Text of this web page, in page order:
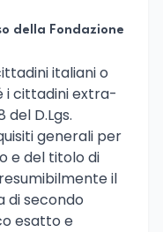
della Fondazione
italiani o
i cittadini extra-
del D.Lgs.
generali per
e del titolo di
il
di secondo
esatto e